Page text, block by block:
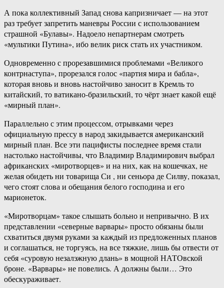
А пока коллективный Запад снова капризничает — на этот
раз требует запретить маневры России с использованием
страшной «Булавы». Надоело непартнерам смотреть
«мультики Путина», ибо велик риск стать их участником.
Одновременно с прорезавшимися проблемами «Великого
контрнаступа», прорезался голос «партия мира и бабла»,
которая вновь и вновь настойчиво заносит в Кремль то
китайский, то ватикано-бразильский, то чёрт знает какой ещё
«мирный план».
Параллельно с этим процессом, отрывками через
официальную прессу в народ закидывается американский
мирный план. Все эти пацифисты последнее время стали
настолько настойчивы, что Владимир Владимирович выбрал
африканских «миротворцев» и на них, как на кошечках, не
желая обидеть ни товарища Си , ни сеньора де Силву, показал,
чего стоят слова и обещания белого господина и его
марионеток.
«Миротворцам» такое слышать больно и непривычно. В их
представлении «северные варвары» просто обязаны были
схватиться двумя руками за каждый из предложенных планов
и соглашаться, не торгуясь, на все тяжкие, лишь бы отвести от
себя «суровую незалэжную длань» в мощной НАТОвской
броне. «Варвары» не повелись. А должны были… Это
обескураживает.